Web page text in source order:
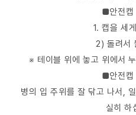
■안전캡
1. 캡을 세
2) 돌려서
※ 테이블 위에 놓고 위에서
■안전캡
병의 입 주위를 잘 닦고 나서,
실히 하